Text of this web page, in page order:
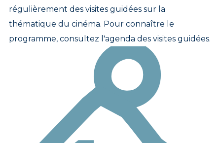
régulièrement des visites guidées sur la
thématique du cinéma. Pour connaître le
programme, consultez l'agenda des visites guidées.